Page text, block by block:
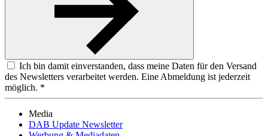
Ich bin damit einverstanden, dass meine Daten für den Versand
des Newsletters verarbeitet werden. Eine Abmeldung ist jederzeit
möglich. *
Media
DAB Update Newsletter